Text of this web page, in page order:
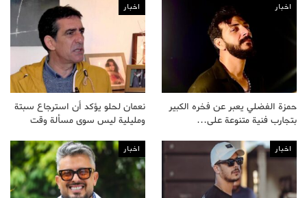
اخبار
حمزة الفضلي يعبر عن فخره الكبير
بتجارب فنية متنوعة على…
اخبار
نعمان لحلو يؤكد أن استرجاع سبتة
ومليلية ليس سوى مسألة وقت
اخبار اخبار